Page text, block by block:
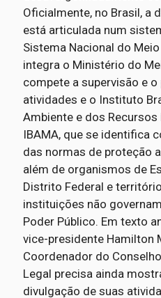
Oficialmente, no Brasil, a
está articulada num
Sistema Nacional do
integra o Ministério do
compete a supervisão e
atividades e o Instituto
Ambiente e dos Recursos
IBAMA, que se identifica
das normas de proteção
além de organismos de
Distrito Federal e
instituições não
Poder Público. Em texto
vice-presidente Hamilton
Coordenador do
Legal precisa ainda
divulgação de suas